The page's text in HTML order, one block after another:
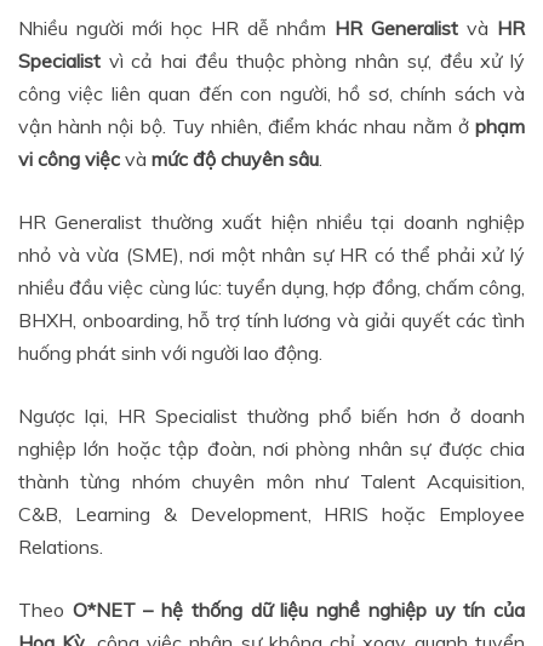
Nhiều người mới học HR dễ nhầm HR Generalist và HR
Specialist vì cả hai đều thuộc phòng nhân sự, đều xử lý
công việc liên quan đến con người, hồ sơ, chính sách và
vận hành nội bộ. Tuy nhiên, điểm khác nhau nằm ở phạm
vi công việc và mức độ chuyên sâu
HR Generalist thường xuất hiện nhiều tại doanh nghiệp
nhỏ và vừa (SME), nơi một nhân sự HR có thể phải xử lý
nhiều đầu việc cùng lúc: tuyển dụng, hợp đồng, chấm công,
BHXH, onboarding, hỗ trợ tính lương và giải quyết các tình
huống phát sinh với người lao động.
Ngược lại, HR Specialist thường phổ biến hơn ở doanh
nghiệp lớn hoặc tập đoàn, nơi phòng nhân sự được chia
thành từng nhóm chuyên môn như Talent Acquisition,
C&B, Learning & Development, HRIS hoặc Employee
Relations.
Theo O*NET – hệ thống dữ liệu nghề nghiệp uy tín của